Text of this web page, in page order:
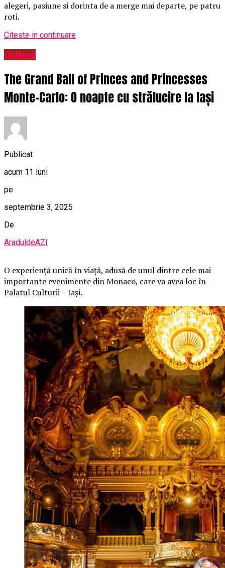
alegeri, pasiune si dorinta de a merge mai departe, pe patru
roti.
Citeste in continuare
Cultură
The Grand Ball of Princes and Princesses
Monte-Carlo: O noapte cu strălucire la Iași
Publicat
acum 11 luni
pe
septembrie 3, 2025
De
AraduldeAZI
O experiență unică în viață, adusă de unul dintre cele mai
importante evenimente din Monaco, care va avea loc în
Palatul Culturii – Iași.